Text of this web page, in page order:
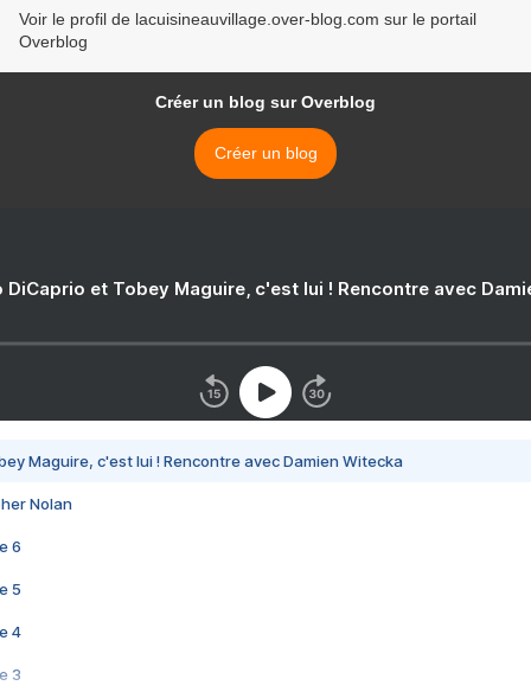
Voir le profil de lacuisineauvillage.over-blog.com sur le portail
Overblog
Créer un blog sur Overblog
Créer un blog
DiCaprio et Tobey Maguire, c'est lui ! Rencontre avec
Maguire, c'est lui ! Rencontre avec Damien Witecka
Nolan
6
5
4
3